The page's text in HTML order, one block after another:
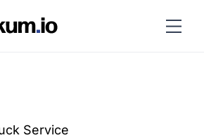
Service